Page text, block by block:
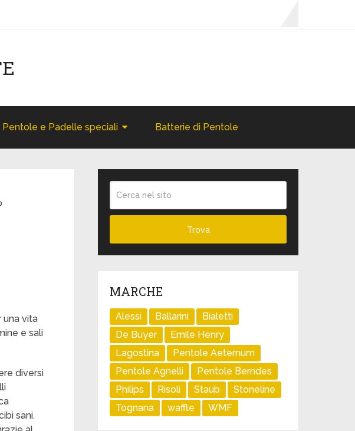
Pentole e Padelle speciali Batterie di Pentole
una vita
e sali
diversi
sani.
MARCHE
Alessi Ballarini
Bialetti
De Buyer
Emile Henry
Lagostina
Pentole Aeternum
Pentole Agnelli
Pentole Berndes
Philips
Risoli Staub
Stoneline
Tognana
waffle WMF